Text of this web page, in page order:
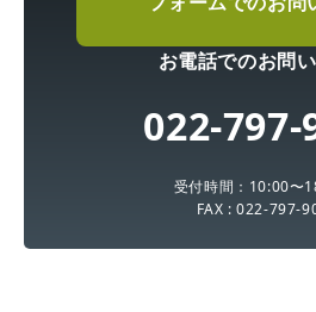
お電話でのお問
022-797-
受付時間：10:00〜
FAX : 022-797-